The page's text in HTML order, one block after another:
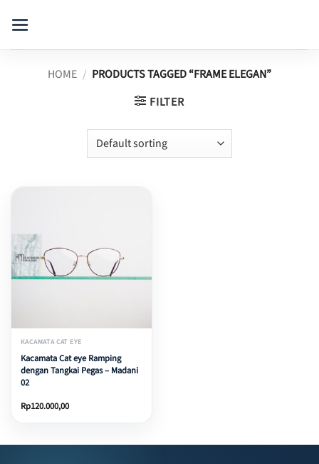
HOME / PRODUCTS TAGGED “FRAME ELEGAN”
FILTER
KACAMATA CAT EYE
Kacamata Cat eye Ramping
dengan Tangkai Pegas – Madani
02
Rp120.000,00